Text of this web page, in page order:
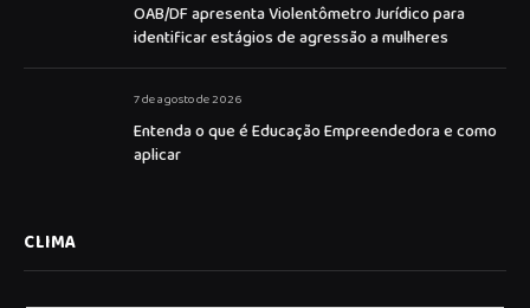
OAB/DF apresenta Violentômetro Jurídico para
identificar estágios de agressão a mulheres
7 de agosto de 2026
Entenda o que é Educação Empreendedora e como
aplicar
CLIMA